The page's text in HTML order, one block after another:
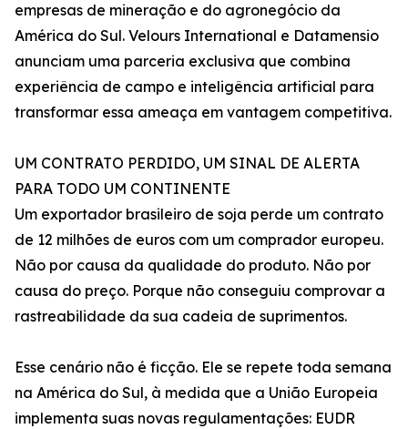
empresas de mineração e do agronegócio da
América do Sul. Velours International e Datamensio
anunciam uma parceria exclusiva que combina
experiência de campo e inteligência artificial para
transformar essa ameaça em vantagem competitiva.
UM CONTRATO PERDIDO, UM SINAL DE ALERTA
PARA TODO UM CONTINENTE
Um exportador brasileiro de soja perde um contrato
de 12 milhões de euros com um comprador europeu.
Não por causa da qualidade do produto. Não por
causa do preço. Porque não conseguiu comprovar a
rastreabilidade da sua cadeia de suprimentos.
Esse cenário não é ficção. Ele se repete toda semana
na América do Sul, à medida que a União Europeia
implementa suas novas regulamentações: EUDR